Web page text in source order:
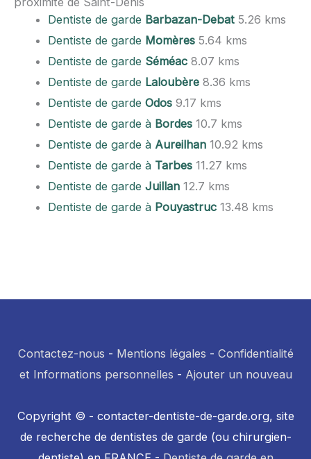
Dentiste de garde Barbazan-Debat 5.26 kms
Dentiste de garde Momères 5.64 kms
Dentiste de garde Séméac 8.07 kms
Dentiste de garde Laloubère 8.36 kms
Dentiste de gardeOdos 9.17 kms
Dentiste de garde à Bordes 10.7 kms
Dentiste de garde àAureilhan 10.92 kms
Dentiste de garde à Tarbes 11.27 kms
Dentiste de gardeJuillan 12.7 kms
Dentiste de garde à Pouyastruc 13.48 kms
Contactez-nous - Mentions légales - Confidentialité
et Informations personnelles - Ajouter un nouveau
Copyright © - contacter-dentiste-de-garde.org, site
de recherche de dentistes de garde (ou chirurgien-